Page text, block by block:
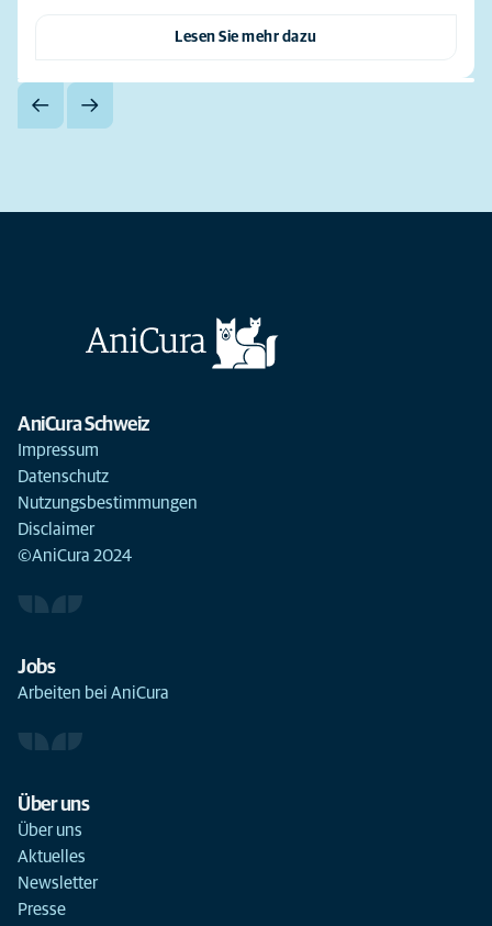
Lesen Sie mehr dazu
AniCura Schweiz
Impressum
Datenschutz
Nutzungsbestimmungen
Disclaimer
©AniCura 2024
Jobs
Arbeiten bei AniCura
Über uns
Über uns
Aktuelles
Newsletter
Presse